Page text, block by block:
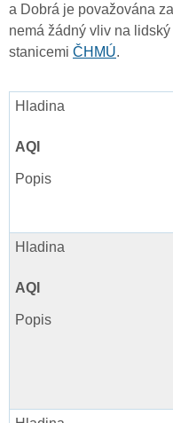
a Dobrá je považována
nemá žádný vliv na
stanicemi ČHMÚ.